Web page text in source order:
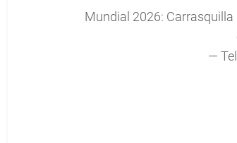
Mundial 2026:
—